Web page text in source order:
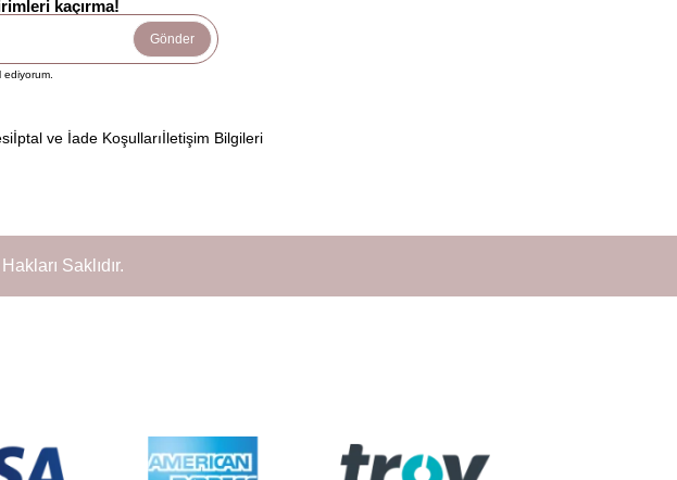
kaçırma!
Gönder
ediyorum.
İptal ve İade Koşullarıİletişim Bilgileri
Saklıdır.